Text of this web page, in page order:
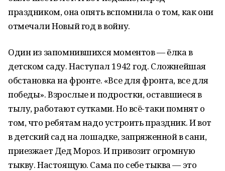
праздником, она опять вспомнила о том, как они
отмечали Новый год в войну.
Один из запомнившихся моментов — ёлка в
детском саду. Наступал 1942 год. Сложнейшая
обстановка на фронте. «Все для фронта, все для
победы». Взрослые и подростки, оставшиеся в
тылу, работают сутками. Но всё-таки помнят о
том, что ребятам надо устроить праздник. И вот
в детский сад на лошадке, запряженной в сани,
приезжает Дед Мороз. И привозит огромную
тыкву. Настоящую. Сама по себе тыква — это